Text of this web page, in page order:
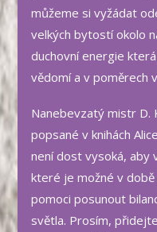
můžeme si vyžádat
velkých bytostí okolo
duchovní energie
vědomí a v poměrech
Nanebevzatý mistr D.
popsané v knihách
není dost vysoká, aby
které je možné v době
pomoci posunout
světla. Prosím,